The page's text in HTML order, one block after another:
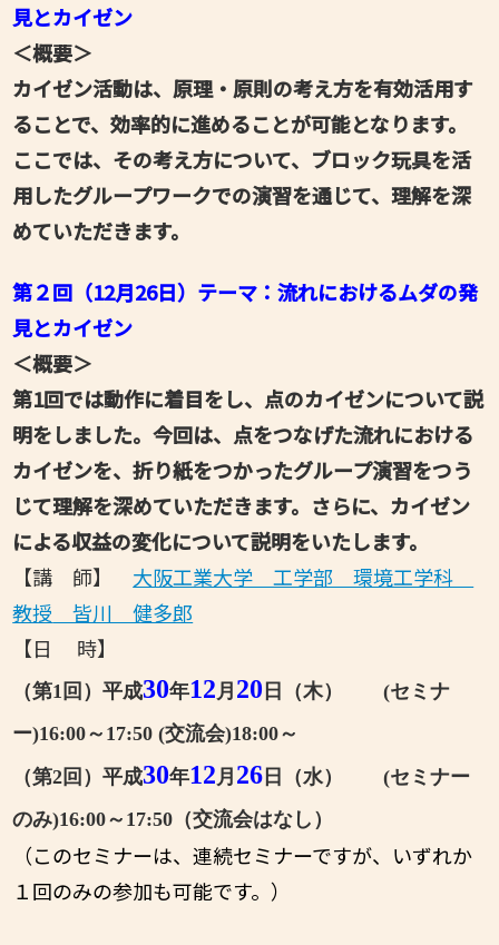
見とカイゼン
＜概要＞
カイゼン活動は、原理・原則の考え方を有効活用す
ることで、効率的に進めることが可能となります。
ここでは、その考え方について、ブロック玩具を活
用したグループワークでの演習を通じて、理解を深
めていただきます。
第２回（12月26日）テーマ：流れにおけるムダの発
見とカイゼン
＜概要＞
第1回では動作に着目をし、点のカイゼンについて説
明をしました。今回は、点をつなげた流れにおける
カイゼンを、折り紙をつかったグループ演習をつう
じて理解を深めていただきます。さらに、カイゼン
による収益の変化について説明をいたします。
【講 師】 大阪工業大学 工学部 環境工学科
教授 皆川 健多郎
【日 時】
（第1 回）平成30年12 月 20 日（木） (セミナ
ー)16:00～ 17:50 (交流会)18:00～
（第2回）平成30年12 月 26 日（水）
(セミナー
のみ)16:00～ 17:50（交流会はなし）
（このセミナーは、連続セミナーですが、いずれか
１回のみの参加も可能です。）